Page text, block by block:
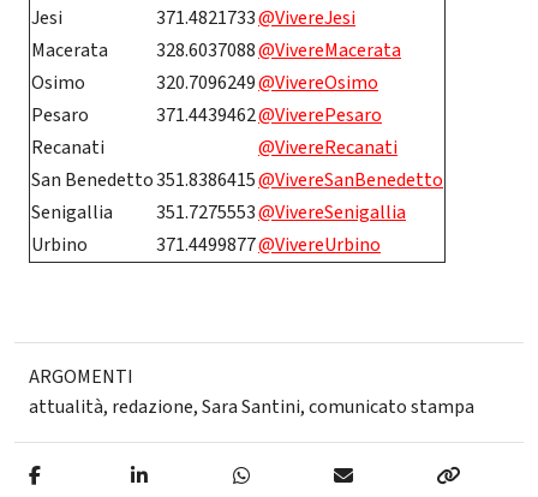
Jesi
371.4821733@VivereJesi
Macerata
328.6037088@VivereMacerata
Osimo
320.7096249@VivereOsimo
Pesaro
371.4439462@ViverePesaro
Recanati
@VivereRecanati
San Benedetto351.8386415@VivereSanBenedetto
Senigallia
351.7275553@VivereSenigallia
Urbino
371.4499877@VivereUrbino
ARGOMENTI
attualità, redazione,Sara Santini,comunicato stampa